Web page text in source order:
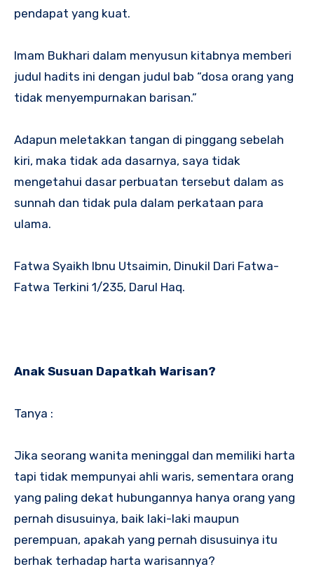
pendapat yang kuat.
Imam Bukhari dalam menyusun kitabnya memberi
judul hadits ini dengan judul bab “dosa orang yang
tidak menyempurnakan barisan.”
Adapun meletakkan tangan di pinggang sebelah
kiri, maka tidak ada dasarnya, saya tidak
mengetahui dasar perbuatan tersebut dalam as
sunnah dan tidak pula dalam perkataan para
ulama.
Fatwa Syaikh Ibnu Utsaimin, Dinukil Dari Fatwa-
Fatwa Terkini 1/235, Darul Haq.
Anak Susuan Dapatkah Warisan?
Tanya :
Jika seorang wanita meninggal dan memiliki harta
tapi tidak mempunyai ahli waris, sementara orang
yang paling dekat hubungannya hanya orang yang
pernah disusuinya, baik laki-laki maupun
perempuan, apakah yang pernah disusuinya itu
berhak terhadap harta warisannya?